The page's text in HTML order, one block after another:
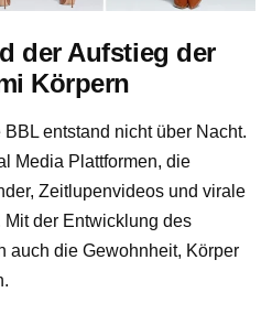
der Aufstieg der
Körpern
entstand nicht über Nacht.
Media Plattformen, die
Zeitlupenvideos und virale
der Entwicklung des
auch die Gewohnheit, Körper